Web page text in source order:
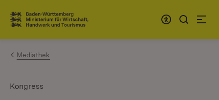
Zum Inhalt springen
Link zur Startseite
Mediathek
Kongress